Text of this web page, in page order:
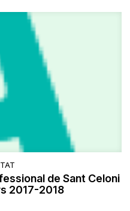
de Sant Celoni
2017-2018